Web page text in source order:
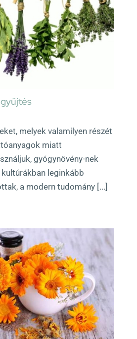
melyek valamilyen részét
miatt
gyógynövény-nek
kultúrákban leginkább
a modern tudomány [...]